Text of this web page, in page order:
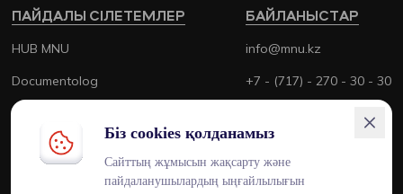
БАЙЛАНЫСТАР
info@mnu.kz
+7 - (717) - 270 - 30 - 30
+7 - (700) - 170 - 30 - 30
ПАЙДАЛЫ СІЛЕТЕМЛЕР
HUB MNU
Documentolog
Canvas
Platonus
Біз cookies қолданамыз
Сайттың жұмысын жақсарту және
пайдаланушылардың ыңғайлылығын